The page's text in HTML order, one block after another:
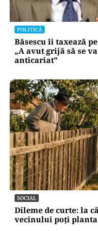
POLITICĂ
Băsescu îi taxează
„A avut grijă să se
anticariat”
SOCIAL
Dileme de curte: la
vecinului poți